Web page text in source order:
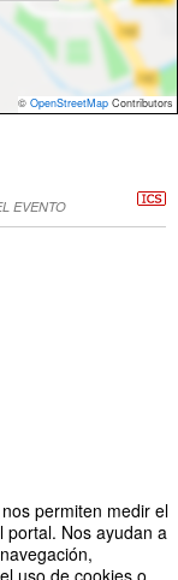
permiten medir el
portal. Nos ayudan a
uso de cookies o
© OpenStreetMap Contributors
EVENTO